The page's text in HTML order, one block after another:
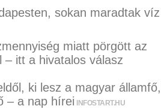
sokan maradtak víz
miatt pörgött az
– itt a hivatalos válasz
ki lesz a magyar államfő,
– a nap hírei
INFOSTART.HU